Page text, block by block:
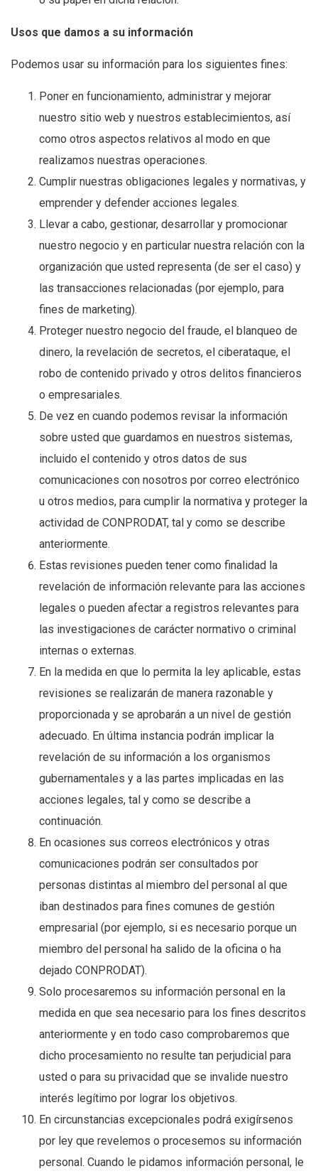
Usos que damos a su información
Podemos usar su información para los siguientes fines:
Poner en funcionamiento, administrar y mejorar
nuestro sitio web y nuestros establecimientos, así
como otros aspectos relativos al modo en que
realizamos nuestras operaciones.
Cumplir nuestras obligaciones legales y normativas, y
emprender y defender acciones legales.
Llevar a cabo, gestionar, desarrollar y promocionar
nuestro negocio y en particular nuestra relación con la
organización que usted representa (de ser el caso) y
las transacciones relacionadas (por ejemplo, para
fines de marketing).
Proteger nuestro negocio del fraude, el blanqueo de
dinero, la revelación de secretos, el ciberataque, el
robo de contenido privado y otros delitos financieros
o empresariales.
De vez en cuando podemos revisar la información
sobre usted que guardamos en nuestros sistemas,
incluido el contenido y otros datos de sus
comunicaciones con nosotros por correo electrónico
u otros medios, para cumplir la normativa y proteger la
actividad de CONPRODAT, tal y como se describe
anteriormente.
Estas revisiones pueden tener como finalidad la
revelación de información relevante para las acciones
legales o pueden afectar a registros relevantes para
las investigaciones de carácter normativo o criminal
internas o externas.
En la medida en que lo permita la ley aplicable, estas
revisiones se realizarán de manera razonable y
proporcionada y se aprobarán a un nivel de gestión
adecuado. En última instancia podrán implicar la
revelación de su información a los organismos
gubernamentales y a las partes implicadas en las
acciones legales, tal y como se describe a
continuación.
En ocasiones sus correos electrónicos y otras
comunicaciones podrán ser consultados por
personas distintas al miembro del personal al que
iban destinados para fines comunes de gestión
empresarial (por ejemplo, si es necesario porque un
miembro del personal ha salido de la oficina o ha
dejado CONPRODAT).
Solo procesaremos su información personal en la
medida en que sea necesario para los fines descritos
anteriormente y en todo caso comprobaremos que
dicho procesamiento no resulte tan perjudicial para
usted o para su privacidad que se invalide nuestro
interés legítimo por lograr los objetivos.
En circunstancias excepcionales podrá exigírsenos
por ley que revelemos o procesemos su información
personal. Cuando le pidamos información personal, le